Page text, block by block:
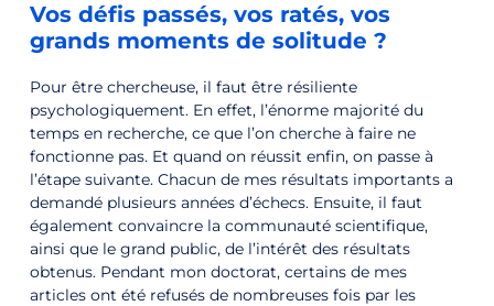
Vos défis passés, vos ratés, vos
grands moments de solitude ?
Pour être chercheuse, il faut être résiliente
psychologiquement. En effet, l’énorme majorité du
temps en recherche, ce que l’on cherche à faire ne
fonctionne pas. Et quand on réussit enfin, on passe à
l’étape suivante. Chacun de mes résultats importants a
demandé plusieurs années d’échecs. Ensuite, il faut
également convaincre la communauté scientifique,
ainsi que le grand public, de l’intérêt des résultats
obtenus. Pendant mon doctorat, certains de mes
articles ont été refusés de nombreuses fois par les